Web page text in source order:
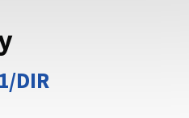
že zdieľate informácie iba
Zabezpečená stránka
domény webového sídla.
DIR